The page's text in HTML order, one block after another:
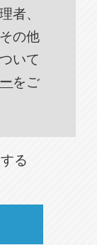
者、
の他
いて
をご
る